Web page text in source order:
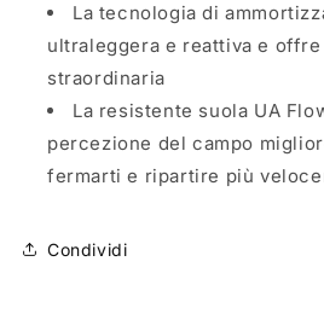
La tecnologia di
ultraleggera e reattiva e
straordinaria
La resistente suola UA
percezione del campo
fermarti e ripartire più
Condividi